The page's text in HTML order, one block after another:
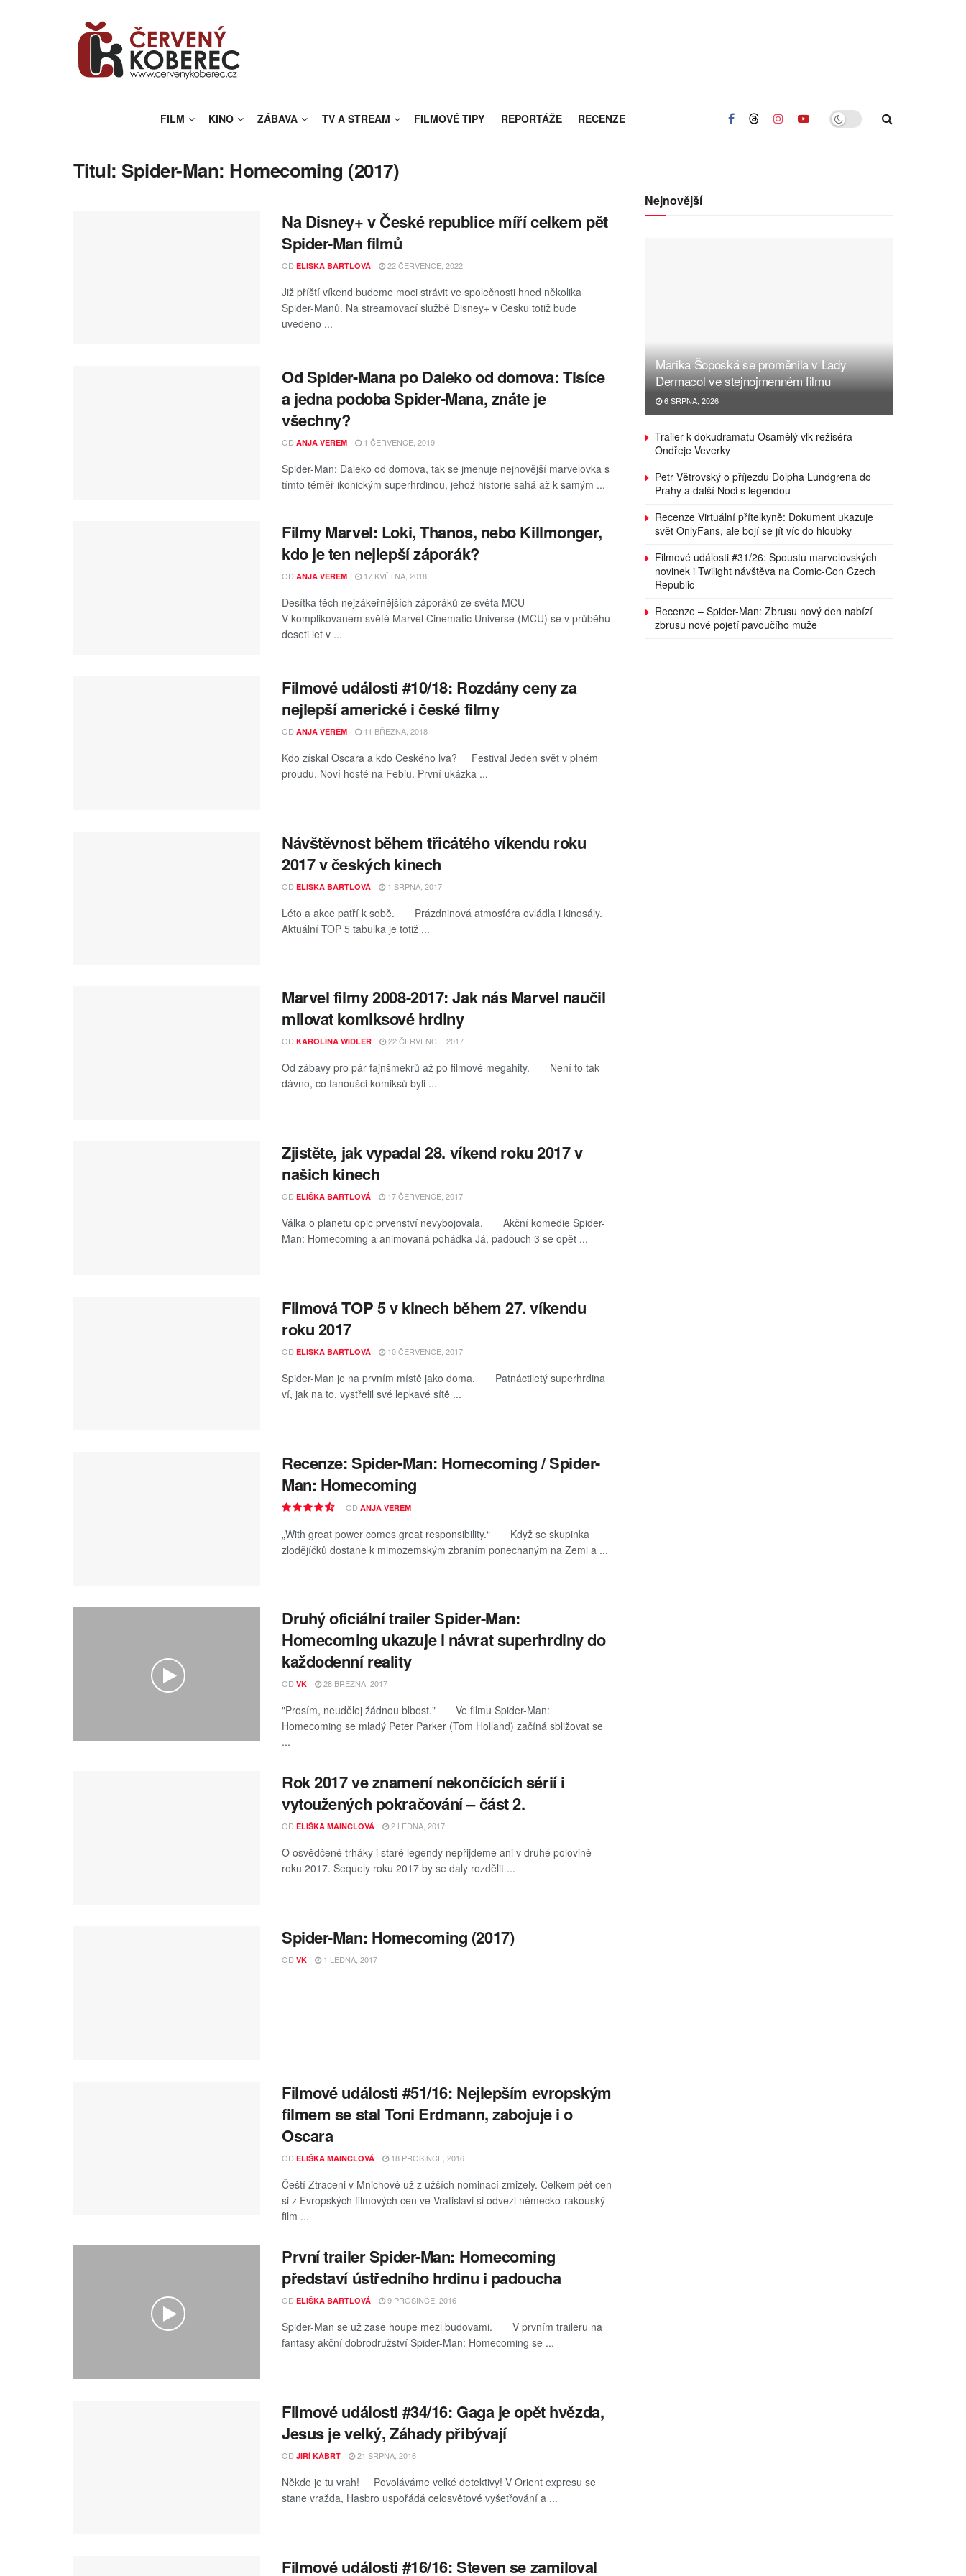
FILM KINO ZÁBAVA TV A STREAM FILMOVÉ TIPY REPORTÁŽE RECENZE
Titul: Spider-Man: Homecoming (2017)
Na Disney+ v České republice míří celkem pět
Spider-Man filmů
OD ELIŠKA BARTLOVÁ 22 ČERVENCE, 2022
Již příští víkend budeme moci strávit ve společnosti hned několika
Spider-Manů. Na streamovací službě Disney+ v Česku totiž bude
uvedeno ...
Od Spider-Mana po Daleko od domova: Tisíce
a jedna podoba Spider-Mana, znáte je
všechny?
OD ANJA VEREM 1 ČERVENCE, 2019
Spider-Man: Daleko od domova, tak se jmenuje nejnovější marvelovka s
tímto téměř ikonickým superhrdinou, jehož historie sahá až k samým ...
Filmy Marvel: Loki, Thanos, nebo Killmonger,
kdo je ten nejlepší záporák?
OD ANJA VEREM 17 KVĚTNA, 2018
Desítka těch nejzákeřnějších záporáků ze světa MCU
V komplikovaném světě Marvel Cinematic Universe (MCU) se v průběhu
deseti let v ...
Filmové události #10/18: Rozdány ceny za
nejlepší americké i české filmy
OD ANJA VEREM 11 BŘEZNA, 2018
Kdo získal Oscara a kdo Českého lva? Festival Jeden svět v plném
proudu. Noví hosté na Febiu. První ukázka ...
Návštěvnost během třicátého víkendu roku
2017 v českých kinech
OD ELIŠKA BARTLOVÁ 1 SRPNA, 2017
Léto a akce patří k sobě. Prázdninová atmosféra ovládla i kinosály.
Aktuální TOP 5 tabulka je totiž ...
Marvel filmy 2008-2017: Jak nás Marvel naučil
milovat komiksové hrdiny
OD KAROLINA WIDLER 22 ČERVENCE, 2017
Od zábavy pro pár fajnšmekrů až po filmové megahity. Není to tak
dávno, co fanoušci komiksů byli ...
Zjistěte, jak vypadal 28. víkend roku 2017 v
našich kinech
OD ELIŠKA BARTLOVÁ 17 ČERVENCE, 2017
Válka o planetu opic prvenství nevybojovala. Akční komedie Spider-
Man: Homecoming a animovaná pohádka Já, padouch 3 se opět ...
Filmová TOP 5 v kinech během 27. víkendu
roku 2017
OD ELIŠKA BARTLOVÁ 10 ČERVENCE, 2017
Spider-Man je na prvním místě jako doma. Patnáctiletý superhrdina
ví, jak na to, vystřelil své lepkavé sítě ...
Recenze: Spider-Man: Homecoming / Spider-
Man: Homecoming
OD ANJA VEREM
„With great power comes great responsibility.“ Když se skupinka
zlodějíčků dostane k mimozemským zbraním ponechaným na Zemi a ...
Druhý oficiální trailer Spider-Man:
Homecoming ukazuje i návrat superhrdiny do
každodenní reality
OD VK 28 BŘEZNA, 2017
"Prosím, neudělej žádnou blbost." Ve filmu Spider-Man:
Homecoming se mladý Peter Parker (Tom Holland) začíná sbližovat se
...
Rok 2017 ve znamení nekončících sérií i
vytoužených pokračování – část 2.
OD ELIŠKA MAINCLOVÁ 2 LEDNA, 2017
O osvědčené trháky i staré legendy nepřijdeme ani v druhé polovině
roku 2017. Sequely roku 2017 by se daly rozdělit ...
Spider-Man: Homecoming (2017)
OD VK 1 LEDNA, 2017
Filmové události #51/16: Nejlepším evropským
filmem se stal Toni Erdmann, zabojuje i o
Oscara
OD ELIŠKA MAINCLOVÁ 18 PROSINCE, 2016
Čeští Ztraceni v Mnichově už z užších nominací zmizely. Celkem pět cen
si z Evropských filmových cen ve Vratislavi si odvezl německo-rakouský
film ...
První trailer Spider-Man: Homecoming
představí ústředního hrdinu i padoucha
OD ELIŠKA BARTLOVÁ 9 PROSINCE, 2016
Spider-Man se už zase houpe mezi budovami. V prvním traileru na
fantasy akční dobrodružství Spider-Man: Homecoming se ...
Filmové události #34/16: Gaga je opět hvězda,
Jesus je velký, Záhady přibývají
OD JIŘÍ KÁBRT 21 SRPNA, 2016
Někdo je tu vrah! Povoláváme velké detektivy! V Orient expresu se
stane vražda, Hasbro uspořádá celosvětové vyšetřování a ...
Filmové události #16/16: Steven se zamiloval
Nejnovější
Marika Šoposká se proměnila v Lady
Dermacol ve stejnojmenném filmu
6 SRPNA, 2026
Trailer k dokudramatu Osamělý vlk režiséra
Ondřeje Veverky
Petr Větrovský o příjezdu Dolpha Lundgrena do
Prahy a další Noci s legendou
Recenze Virtuální přítelkyně: Dokument ukazuje
svět OnlyFans, ale bojí se jít víc do hloubky
Filmové události #31/26: Spoustu marvelovských
novinek i Twilight návštěva na Comic-Con Czech
Republic
Recenze – Spider-Man: Zbrusu nový den nabízí
zbrusu nové pojetí pavoučího muže